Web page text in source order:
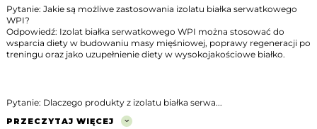
Pytanie: Jakie są możliwe zastosowania izolatu białka serwatkowego
WPI?
Odpowiedź: Izolat białka serwatkowego WPI można stosować do
wsparcia diety w budowaniu masy mięśniowej, poprawy regeneracji po
treningu oraz jako uzupełnienie diety w wysokojakościowe białko.
Pytanie: Dlaczego produkty z izolatu białka serwa...
PRZECZYTAJ WIĘCEJ